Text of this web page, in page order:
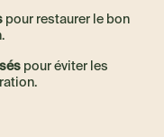
pour restaurer le bon
pour éviter les